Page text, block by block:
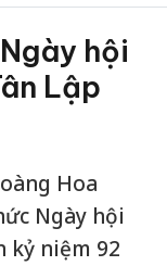
hội
Lập
Hoa
Ngày hội
kỷ niệm 92